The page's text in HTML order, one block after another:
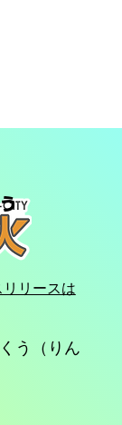
朝6月7日(日)
掃活動）」
リースは
う（りん